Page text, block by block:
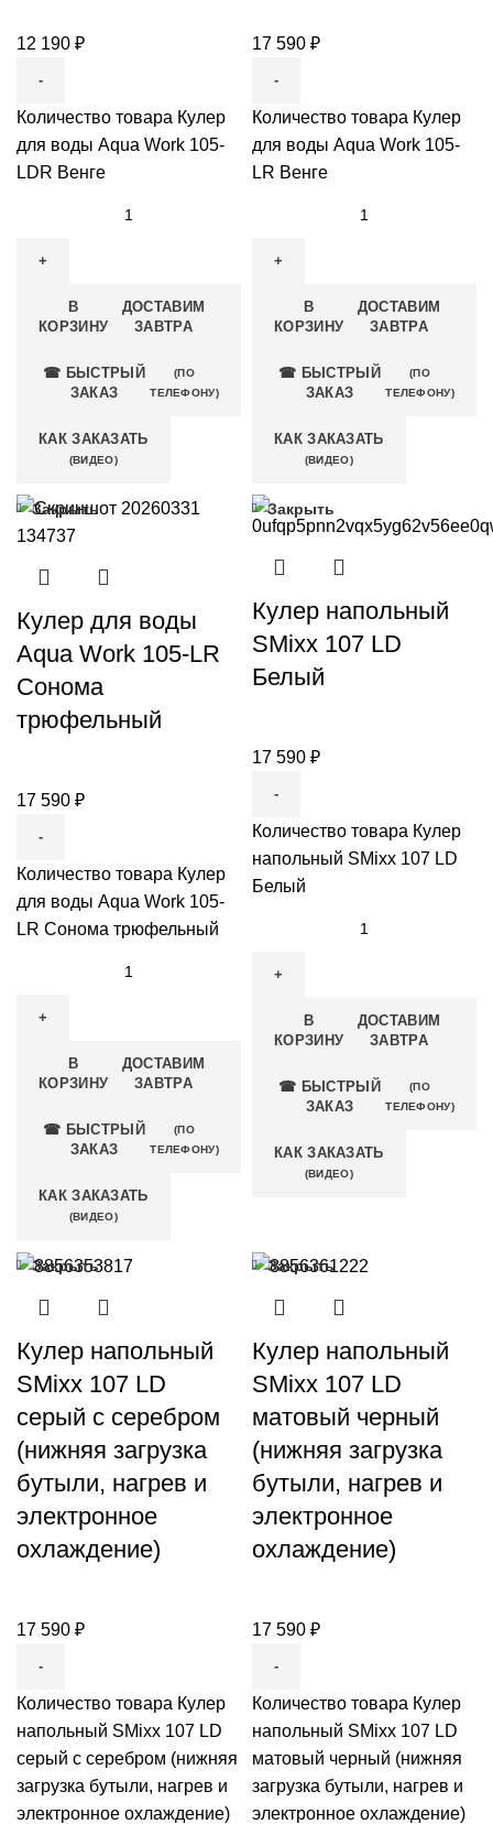
12 190 ₽
Количество товара Кулер
для воды Aqua Work 105-
LDR Венге
В
КОРЗИНУ
ДОСТАВИМ
ЗАВТРА
☎ БЫСТРЫЙ
ЗАКАЗ
(ПО
ТЕЛЕФОНУ)
КАК ЗАКАЗАТЬ
(ВИДЕО)
17 590 ₽
Количество товара Кулер
для воды Aqua Work 105-
LR Венге
В
КОРЗИНУ
ДОСТАВИМ
ЗАВТРА
☎ БЫСТРЫЙ
ЗАКАЗ
(ПО
ТЕЛЕФОНУ)
КАК ЗАКАЗАТЬ
(ВИДЕО)
Закрыть
Кулер для воды
Aqua Work 105-LR
Сонома
трюфельный
17 590 ₽
Количество товара Кулер
для воды Aqua Work 105-
LR Сонома трюфельный
В
КОРЗИНУ
ДОСТАВИМ
ЗАВТРА
☎ БЫСТРЫЙ
ЗАКАЗ
(ПО
ТЕЛЕФОНУ)
КАК ЗАКАЗАТЬ
(ВИДЕО)
Закрыть
Кулер напольный
SMixx 107 LD
Белый
17 590 ₽
Количество товара Кулер
напольный SMixx 107 LD
Белый
В
КОРЗИНУ
ДОСТАВИМ
ЗАВТРА
☎ БЫСТРЫЙ
ЗАКАЗ
(ПО
ТЕЛЕФОНУ)
КАК ЗАКАЗАТЬ
(ВИДЕО)
Закрыть
Кулер напольный
SMixx 107 LD
серый с серебром
(нижняя загрузка
бутыли, нагрев и
электронное
охлаждение)
17 590 ₽
Количество товара Кулер
напольный SMixx 107 LD
серый с серебром (нижняя
загрузка бутыли, нагрев и
электронное охлаждение)
Закрыть
Кулер напольный
SMixx 107 LD
матовый черный
(нижняя загрузка
бутыли, нагрев и
электронное
охлаждение)
17 590 ₽
Количество товара Кулер
напольный SMixx 107 LD
матовый черный (нижняя
загрузка бутыли, нагрев и
электронное охлаждение)